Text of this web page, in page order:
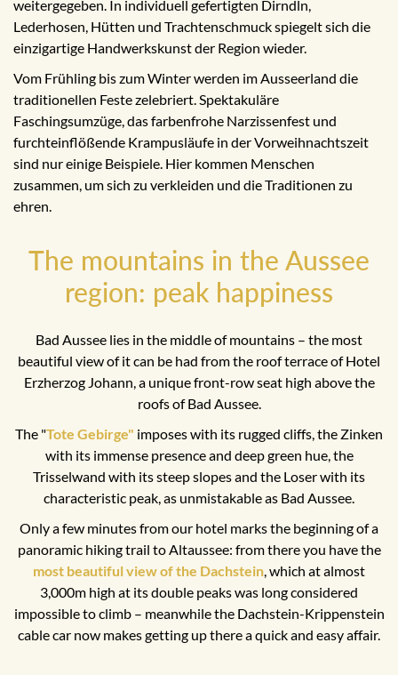
weitergegeben. In individuell gefertigten Dirndln,
Lederhosen, Hütten und Trachtenschmuck spiegelt sich die
einzigartige Handwerkskunst der Region wieder.
Vom Frühling bis zum Winter werden im Ausseerland die
traditionellen Feste zelebriert. Spektakuläre
Faschingsumzüge, das farbenfrohe Narzissenfest und
furchteinflößende Krampusläufe in der Vorweihnachtszeit
sind nur einige Beispiele. Hier kommen Menschen
zusammen, um sich zu verkleiden und die Traditionen zu
ehren.
The mountains in the Aussee
region: peak happiness
Bad Aussee lies in the middle of mountains – the most
beautiful view of it can be had from the roof terrace of Hotel
Erzherzog Johann, a unique front-row seat high above the
roofs of Bad Aussee.
The "Tote Gebirge" imposes with its rugged cliffs, the Zinken
with its immense presence and deep green hue, the
Trisselwand with its steep slopes and the Loser with its
characteristic peak, as unmistakable as Bad Aussee.
Only a few minutes from our hotel marks the beginning of a
panoramic hiking trail to Altaussee: from there you have the
most beautiful view of the Dachstein, which at almost
3,000m high at its double peaks was long considered
impossible to climb – meanwhile the Dachstein-Krippenstein
cable car now makes getting up there a quick and easy affair.